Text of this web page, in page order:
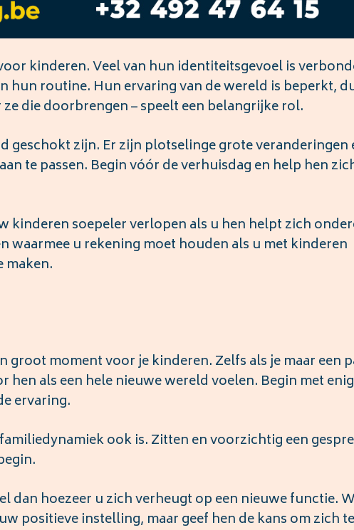
kinderen. Veel van hun identiteitsgevoel is
hun routine. Hun ervaring van de wereld is beperkt,
die doorbrengen – speelt een belangrijke rol.
geschokt zijn. Er zijn plotselinge grote veranderingen
te passen. Begin vóór de verhuisdag en help hen
kinderen soepeler verlopen als u hen helpt zich
waarmee u rekening moet houden als u met kinderen
maken.
groot moment voor je kinderen. Zelfs als je maar een
als een hele nieuwe wereld voelen. Begin met
ervaring.
ook is. Zitten en voorzichtig een
dan hoezeer u zich verheugt op een nieuwe functie.
positieve instelling, maar geef hen de kans om zich te